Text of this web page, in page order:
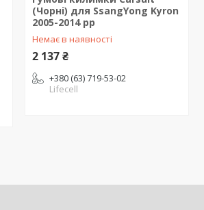
(Чорні) для SsangYong Kyron
2005-2014 рр
Немає в наявності
2 137 ₴
+380 (63) 719-53-02
Lifecell